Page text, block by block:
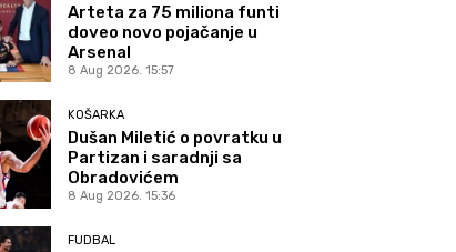
Arteta za 75 miliona funti
doveo novo pojačanje u
Arsenal
8 Aug 2026. 15:57
KOŠARKA
Dušan Miletić o povratku u
Partizan i saradnji sa
Obradovićem
8 Aug 2026. 15:36
FUDBAL